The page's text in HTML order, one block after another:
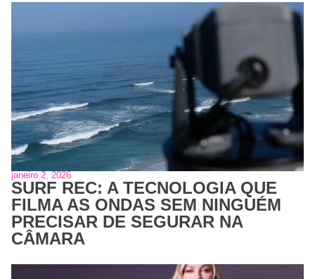
janeiro 2, 2026
SURF REC: A TECNOLOGIA QUE
FILMA AS ONDAS SEM NINGUÉM
PRECISAR DE SEGURAR NA
CÂMARA